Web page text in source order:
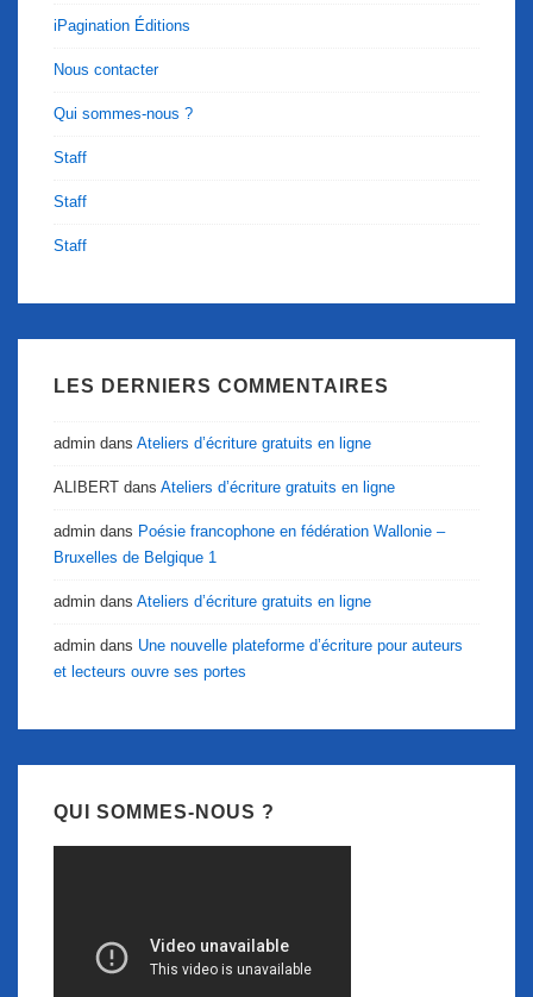
iPagination Éditions
Nous contacter
Qui sommes-nous ?
Staff
Staff
Staff
LES DERNIERS COMMENTAIRES
admin dans Ateliers d’écriture gratuits en ligne
ALIBERT dans Ateliers d’écriture gratuits en ligne
admin dans Poésie francophone en fédération Wallonie –
Bruxelles de Belgique 1
admin dans Ateliers d’écriture gratuits en ligne
admin dans Une nouvelle plateforme d’écriture pour auteurs
et lecteurs ouvre ses portes
QUI SOMMES-NOUS ?